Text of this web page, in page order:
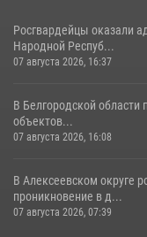
Росгвардейцы оказали
Народной Респуб...
07 августа 2026, 16:37
В Белгородской
объектов...
07 августа 2026, 16:08
В Алексеевском округе
проникновение в д...
07 августа 2026, 07:39